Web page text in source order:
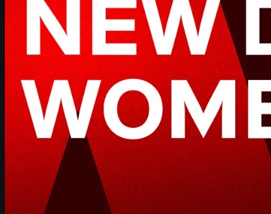
Ancak bugün geldiğimiz noktada, Astralis'inkalıcı olarak
uluslararası bir kadroya geçmesi, birçok analiste göre Danimarka
Counter-Strike ekosistemi için "son çivi" anlamına geliyor. Bu
yazıda:
Astralis efsanesinin nasıl doğduğunu ve nasıl
bittiğini,
Danimarka sahnesinin neden geriye gittiğini,
Yeni uluslararası Astralis kadrosunun mantığını,
Bu dönüşümün
CS skins
ve seyirci ekonomisine
etkisini,
Ve oyuncular için
edilmesi gereken noktaları
detaylı şekilde inceliyoruz.
Astralis Efsanesi ve Danimarka Dominasyon Dönemi